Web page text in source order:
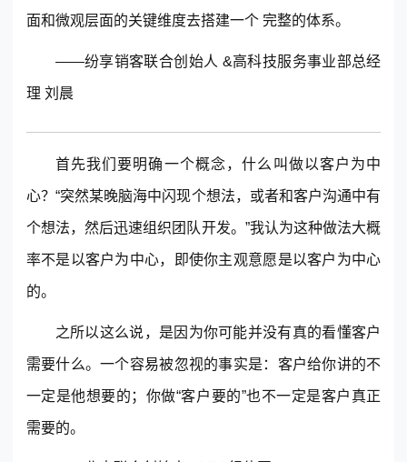
面和微观层面的关键维度去搭建一个 完整的体系。
——纷享销客联合创始人 &高科技服务事业部总经
理 刘晨
首先我们要明确一个概念，什么叫做以客户为中
心？“突然某晚脑海中闪现个想法，或者和客户沟通中有
个想法，然后迅速组织团队开发。”我认为这种做法大概
率不是以客户为中心，即使你主观意愿是以客户为中心
的。
之所以这么说，是因为你可能并没有真的看懂客户
需要什么。一个容易被忽视的事实是：客户给你讲的不
一定是他想要的；你做“客户要的”也不一定是客户真正
需要的。